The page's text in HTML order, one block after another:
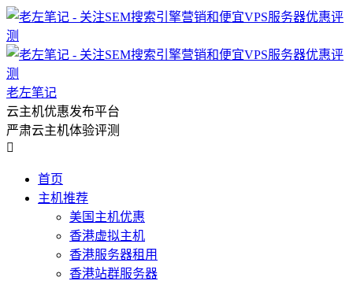
老左笔记
云主机优惠发布平台
严肃云主机体验评测

首页
主机推荐
美国主机优惠
香港虚拟主机
香港服务器租用
香港站群服务器